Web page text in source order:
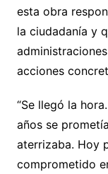
esta obra
la ciudadanía y
acciones
“Se llegó la
años se
aterrizaba. Hoy
comprometido